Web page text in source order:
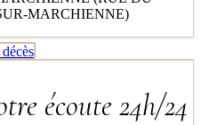
MARCHIENNE)
écoute 24h/24